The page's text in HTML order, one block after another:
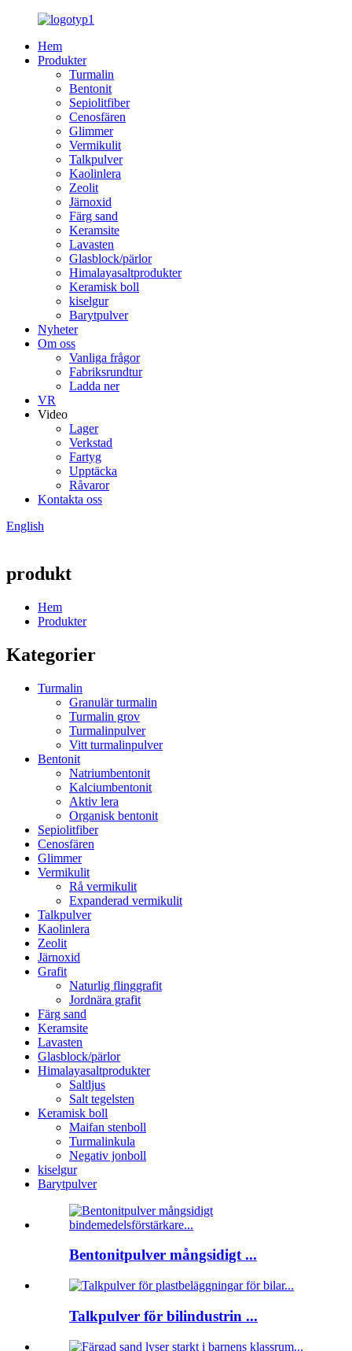
Hem
Produkter
Turmalin
Bentonit
Sepiolitfiber
Cenosfären
Glimmer
Vermikulit
Talkpulver
Kaolinlera
Zeolit
Järnoxid
Färg sand
Keramsite
Lavasten
Glasblock/pärlor
Himalayasaltprodukter
Keramisk boll
kiselgur
Barytpulver
Nyheter
Om oss
Vanliga frågor
Fabriksrundtur
Ladda ner
VR
Video
Lager
Verkstad
Fartyg
Upptäcka
Råvaror
Kontakta oss
English
produkt
Hem
Produkter
Kategorier
Turmalin
Granulär turmalin
Turmalin grov
Turmalinpulver
Vitt turmalinpulver
Bentonit
Natriumbentonit
Kalciumbentonit
Aktiv lera
Organisk bentonit
Sepiolitfiber
Cenosfären
Glimmer
Vermikulit
Rå vermikulit
Expanderad vermikulit
Talkpulver
Kaolinlera
Zeolit
Järnoxid
Grafit
Naturlig flinggrafit
Jordnära grafit
Färg sand
Keramsite
Lavasten
Glasblock/pärlor
Himalayasaltprodukter
Saltljus
Salt tegelsten
Keramisk boll
Maifan stenboll
Turmalinkula
Negativ jonboll
kiselgur
Barytpulver
Bentonitpulver mångsidigt ...
Talkpulver för bilindustrin ...